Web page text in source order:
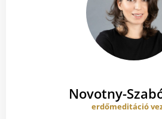
Novotny-
erdőmeditáció